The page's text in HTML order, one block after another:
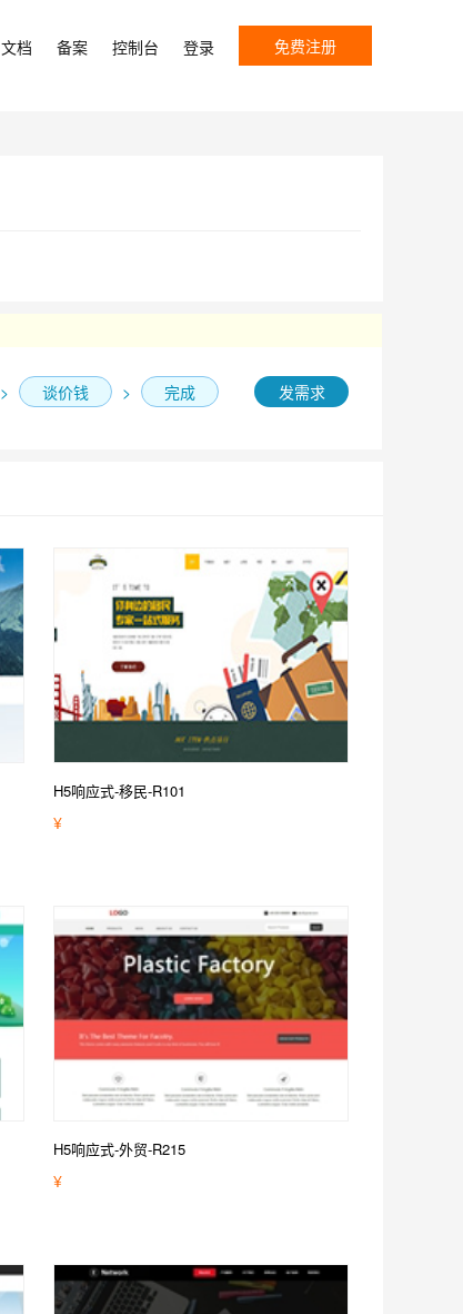
文档 备案 控制台 登录 免费注册
> 谈价钱 > 完成 发需求
H5响应式-移民-R101
¥
H5响应式-外贸-R215
¥